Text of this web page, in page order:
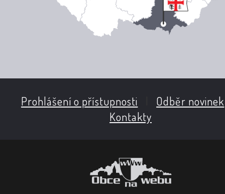
Prohlášení o přístupnosti Odběr novinek
Kontakty